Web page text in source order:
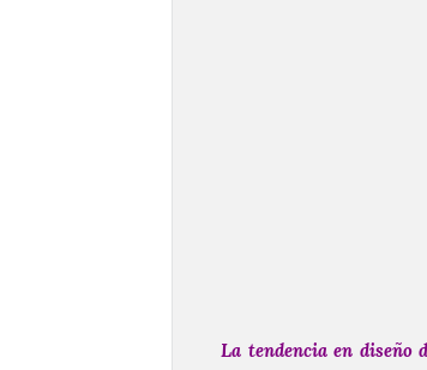
La tendencia en diseño